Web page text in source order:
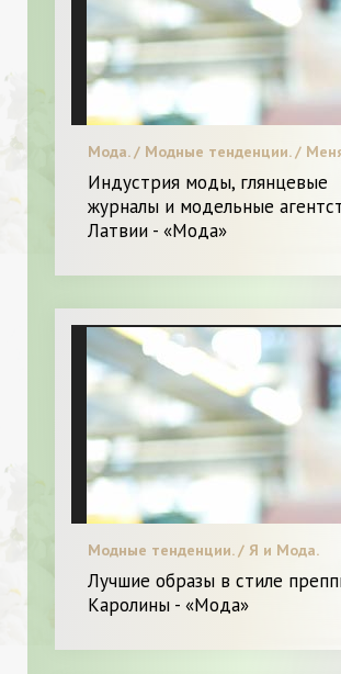
Мода. / Модные тенденции. /
образ. / Я и Мода.
Индустрия моды, глянцевые
журналы и модельные
Латвии - «Мода»
Модные тенденции. / Я и Мода.
Лучшие образы в стиле
Каролины - «Мода»